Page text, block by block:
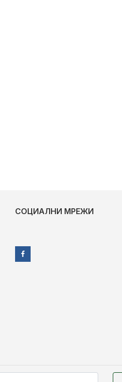
СОЦИАЛНИ МРЕЖИ